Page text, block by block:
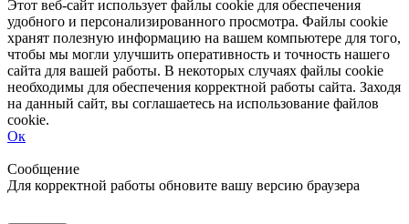
Этот веб-сайт использует файлы cookie для обеспечения
удобного и персонализированного просмотра. Файлы cookie
хранят полезную информацию на вашем компьютере для того,
чтобы мы могли улучшить оперативность и точность нашего
сайта для вашей работы. В некоторых случаях файлы cookie
необходимы для обеспечения корректной работы сайта. Заходя
на данный сайт, вы соглашаетесь на использование файлов
cookie.
Ок
Сообщение
Для корректной работы обновите вашу версию браузера